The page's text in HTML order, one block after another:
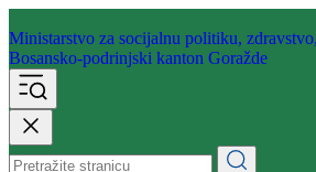
Ministarstvo za socijalnu politiku,
Bosansko-podrinjski kanton Goražde